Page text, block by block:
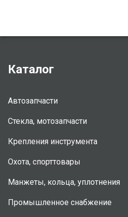
Каталог
Автозапчасти
Стекла, мотозапчасти
Крепления инструмента
Охота, спорттовары
Манжеты, кольца, уплотнения
Промышленное снабжение